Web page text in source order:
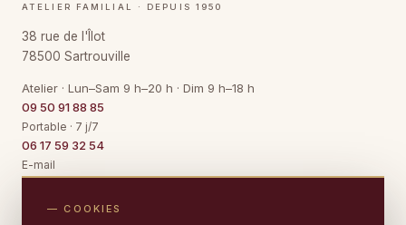
ATELIER FAMILIAL · DEPUIS 1950
38 rue de l'Îlot
78500 Sartrouville
Atelier · Lun–Sam 9 h–20 h · Dim 9 h–18 h
09 50 91 88 85
Portable · 7 j/7
06 17 59 32 54
E-mail
— COOKIES